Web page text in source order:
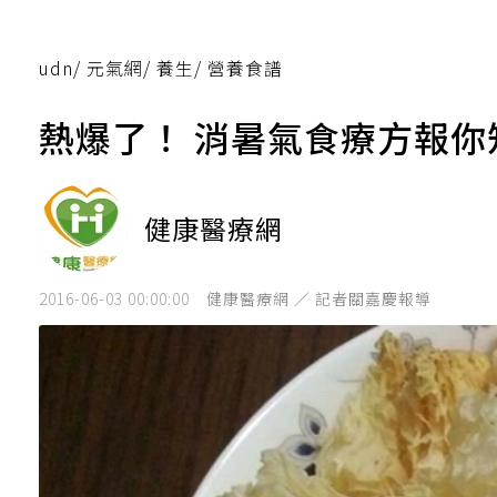
udn/ 元氣網/ 養生/ 營養食譜
熱爆了！ 消暑氣食療方報
健康醫療網
2016-06-03 00:00:00 健康醫療網 ／ 記者關嘉慶報導